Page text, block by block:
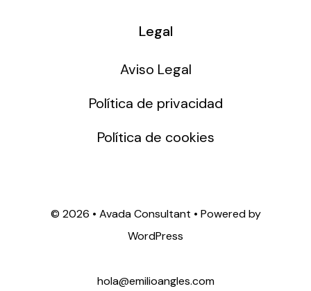
Legal
Aviso Legal
Política de privacidad
Política de cookies
© 2026 • Avada Consultant • Powered by
WordPress
hola@emilioangles.com